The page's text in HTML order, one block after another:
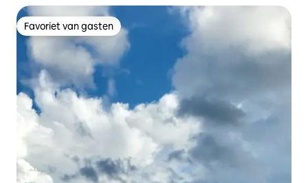
Favoriet van gasten
Favoriet van gasten